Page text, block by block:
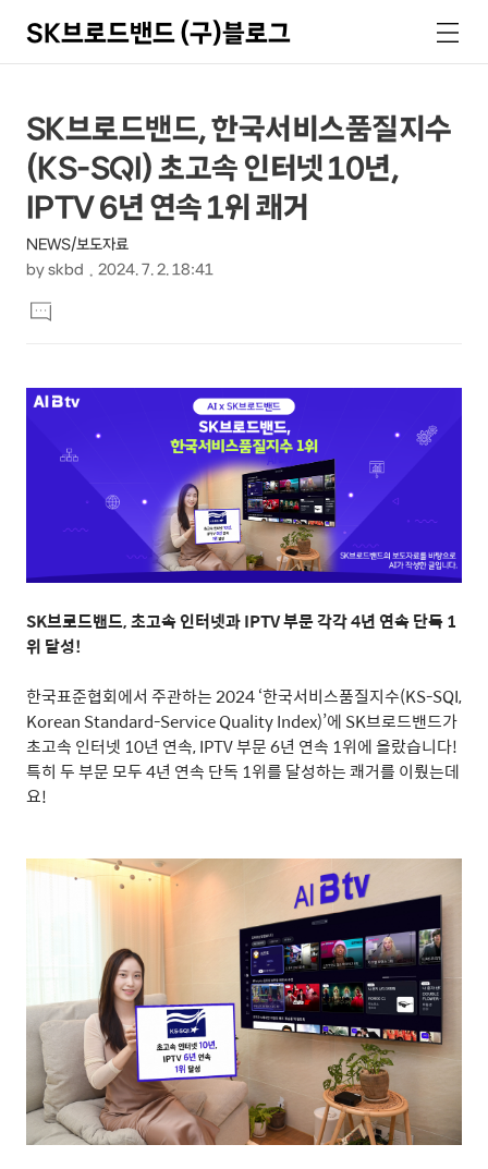
SK브로드밴드 (구)블로그
색
메
뉴
상
세
컨
텐
츠
본
문
제
목
SK브로드밴드, 한국서비스품질지수
(KS-SQI) 초고속 인터넷 10년,
IPTV 6년 연속 1위 쾌거
NEWS/보도자료
by skbd 2024. 7. 2. 18:41
문
댓
글
SK브로드밴드,초고속 인터넷과IPTV부문 각각4년 연속 단독1
위 달성!
한국표준협회에서 주관하는2024 ‘한국서비스품질지수(KS-SQI,
Korean Standard-Service Quality Index)’에 SK브로드밴드가
초고속 인터넷 10년 연속, IPTV부문6년 연속 1위에 올랐습니다!
특히 두 부문 모두4년 연속 단독 1위를 달성하는 쾌거를 이뤘는데
요!